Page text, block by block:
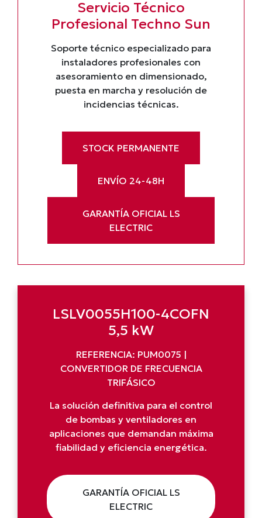
Servicio Técnico
Profesional Techno Sun
Soporte técnico especializado para
instaladores profesionales con
asesoramiento en dimensionado,
puesta en marcha y resolución de
incidencias técnicas.
STOCK PERMANENTE
ENVÍO 24-48H
GARANTÍA OFICIAL LS
ELECTRIC
LSLV0055H100-4COFN
5,5 kW
REFERENCIA: PUM0075 |
CONVERTIDOR DE FRECUENCIA
TRIFÁSICO
La solución definitiva para el control
de bombas y ventiladores en
aplicaciones que demandan máxima
fiabilidad y eficiencia energética.
GARANTÍA OFICIAL LS
ELECTRIC